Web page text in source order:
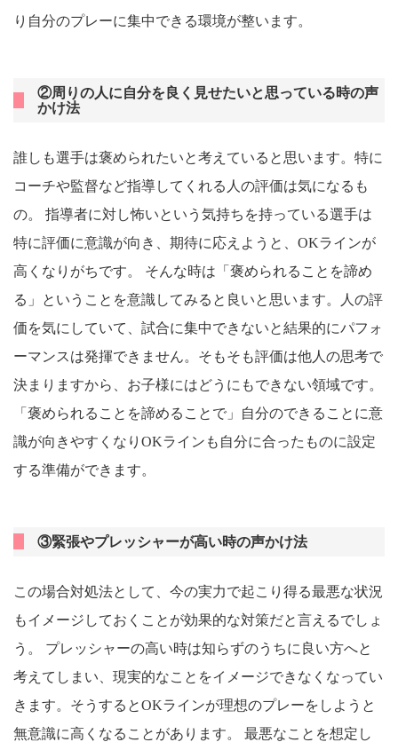
り自分のプレーに集中できる環境が整います。
②周りの人に自分を良く見せたいと思っている時の声
かけ法
誰しも選手は褒められたいと考えていると思います。特に
コーチや監督など指導してくれる人の評価は気になるも
の。 指導者に対し怖いという気持ちを持っている選手は
特に評価に意識が向き、期待に応えようと、OKラインが
高くなりがちです。 そんな時は「褒められることを諦め
る」ということを意識してみると良いと思います。人の評
価を気にしていて、試合に集中できないと結果的にパフォ
ーマンスは発揮できません。そもそも評価は他人の思考で
決まりますから、お子様にはどうにもできない領域です。
「褒められることを諦めることで」自分のできることに意
識が向きやすくなりOKラインも自分に合ったものに設定
する準備ができます。
③緊張やプレッシャーが高い時の声かけ法
この場合対処法として、今の実力で起こり得る最悪な状況
もイメージしておくことが効果的な対策だと言えるでしょ
う。 プレッシャーの高い時は知らずのうちに良い方へと
考えてしまい、現実的なことをイメージできなくなってい
きます。そうするとOKラインが理想のプレーをしようと
無意識に高くなることがあります。 最悪なことを想定し